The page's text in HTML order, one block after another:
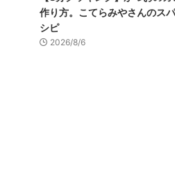
作り方。こてらみやさんのス
シピ
2026/8/6